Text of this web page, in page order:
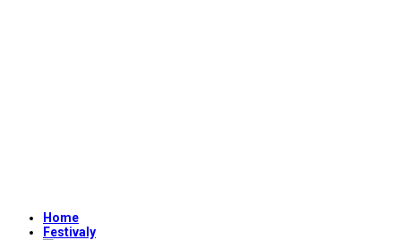
Home
Festivaly